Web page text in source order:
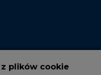
plików cookie